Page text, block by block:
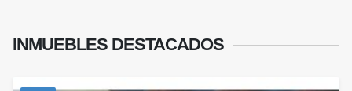
INMUEBLES DESTACADOS